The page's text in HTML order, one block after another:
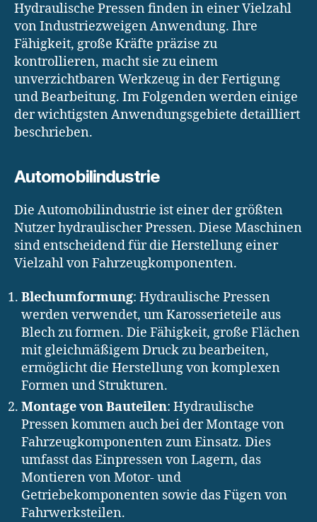
Hydraulische Pressen finden in einer Vielzahl
von Industriezweigen Anwendung. Ihre
Fähigkeit, große Kräfte präzise zu
kontrollieren, macht sie zu einem
unverzichtbaren Werkzeug in der Fertigung
und Bearbeitung. Im Folgenden werden einige
der wichtigsten Anwendungsgebiete detailliert
beschrieben.
Automobilindustrie
Die Automobilindustrie ist einer der größten
Nutzer hydraulischer Pressen. Diese Maschinen
sind entscheidend für die Herstellung einer
Vielzahl von Fahrzeugkomponenten.
Blechumformung: Hydraulische Pressen
werden verwendet, um Karosserieteile aus
Blech zu formen. Die Fähigkeit, große Flächen
mit gleichmäßigem Druck zu bearbeiten,
ermöglicht die Herstellung von komplexen
Formen und Strukturen.
Montage von Bauteilen: Hydraulische
Pressen kommen auch bei der Montage von
Fahrzeugkomponenten zum Einsatz. Dies
umfasst das Einpressen von Lagern, das
Montieren von Motor- und
Getriebekomponenten sowie das Fügen von
Fahrwerksteilen.